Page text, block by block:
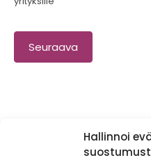
Hallinnoi
Seuraava